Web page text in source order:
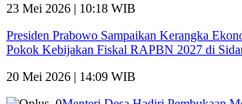
23 Mei 2026 | 10:18 WIB
Presiden Prabowo Sampaikan Kerangka
Pokok Kebijakan Fiskal RAPBN 2027 di
20 Mei 2026 | 14:09 WIB